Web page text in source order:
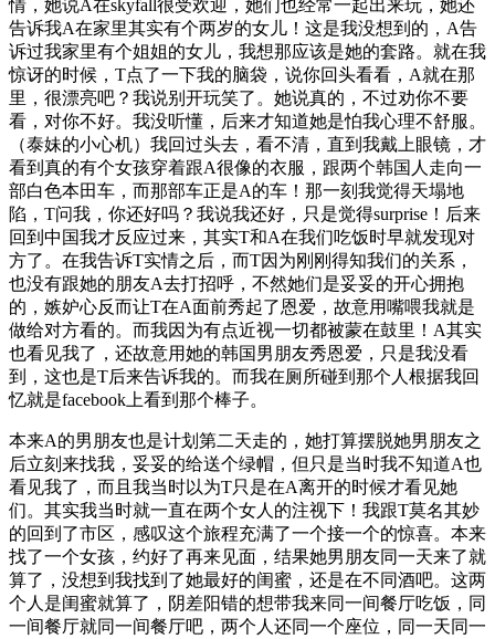
情，她说A在skyfall很受欢迎，她们也经常一起出来玩，她还
告诉我A在家里其实有个两岁的女儿！这是我没想到的，A告
诉过我家里有个姐姐的女儿，我想那应该是她的套路。就在我
惊讶的时候，T点了一下我的脑袋，说你回头看看，A就在那
里，很漂亮吧？我说别开玩笑了。她说真的，不过劝你不要
看，对你不好。我没听懂，后来才知道她是怕我心理不舒服。
（泰妹的小心机）我回过头去，看不清，直到我戴上眼镜，才
看到真的有个女孩穿着跟A很像的衣服，跟两个韩国人走向一
部白色本田车，而那部车正是A的车！那一刻我觉得天塌地
陷，T问我，你还好吗？我说我还好，只是觉得surprise！后来
回到中国我才反应过来，其实T和A在我们吃饭时早就发现对
方了。在我告诉T实情之后，而T因为刚刚得知我们的关系，
也没有跟她的朋友A去打招呼，不然她们是妥妥的开心拥抱
的，嫉妒心反而让T在A面前秀起了恩爱，故意用嘴喂我就是
做给对方看的。而我因为有点近视一切都被蒙在鼓里！A其实
也看见我了，还故意用她的韩国男朋友秀恩爱，只是我没看
到，这也是T后来告诉我的。而我在厕所碰到那个人根据我回
忆就是facebook上看到那个棒子。
本来A的男朋友也是计划第二天走的，她打算摆脱她男朋友之
后立刻来找我，妥妥的给送个绿帽，但只是当时我不知道A也
看见我了，而且我当时以为T只是在A离开的时候才看见她
们。其实我当时就一直在两个女人的注视下！我跟T莫名其妙
的回到了市区，感叹这个旅程充满了一个接一个的惊喜。本来
找了一个女孩，约好了再来见面，结果她男朋友同一天来了就
算了，没想到我找到了她最好的闺蜜，还是在不同酒吧。这两
个人是闺蜜就算了，阴差阳错的想带我来同一间餐厅吃饭，同
一间餐厅就同一间餐厅吧，两个人还同一个座位，同一天同一